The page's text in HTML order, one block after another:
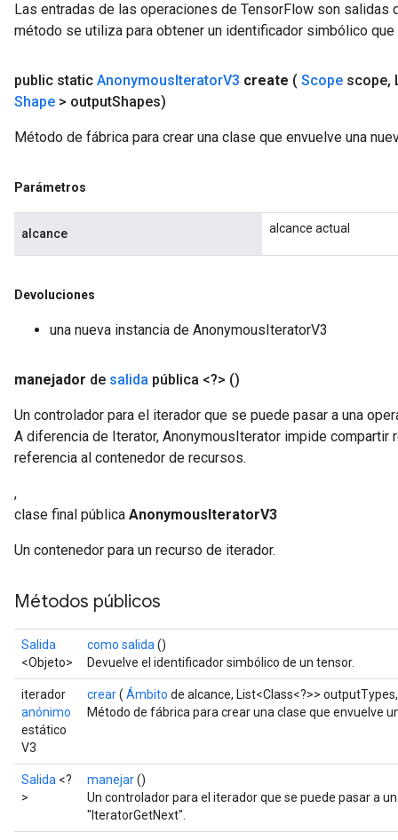
Las entradas de las operaciones de TensorFlow son salidas
método se utiliza para obtener un identificador simbólico
public static AnonymousIteratorV3 create ( Scope scope,
Shape > outputShapes)
Método de fábrica para crear una clase que envuelve una
Parámetros
alcance alcance actual
Devoluciones
una nueva instancia de AnonymousIteratorV3
manejador de salida pública <?> ()
Un controlador para el iterador que se puede pasar a una
A diferencia de Iterator, AnonymousIterator impide compartir
referencia al contenedor de recursos.
,
clase final pública AnonymousIteratorV3
Un contenedor para un recurso de iterador.
Métodos públicos
Salida
<Objeto>
como salida ()
Devuelve el identificador simbólico de un tensor.
iterador
anónimo
estático
V3
crear( Ámbito de alcance, List<Class<?>>
Método de fábrica para crear una clase que envuelve
Salida <?
>
manejar()
Un controlador para el iterador que se puede pasar a
"IteratorGetNext".